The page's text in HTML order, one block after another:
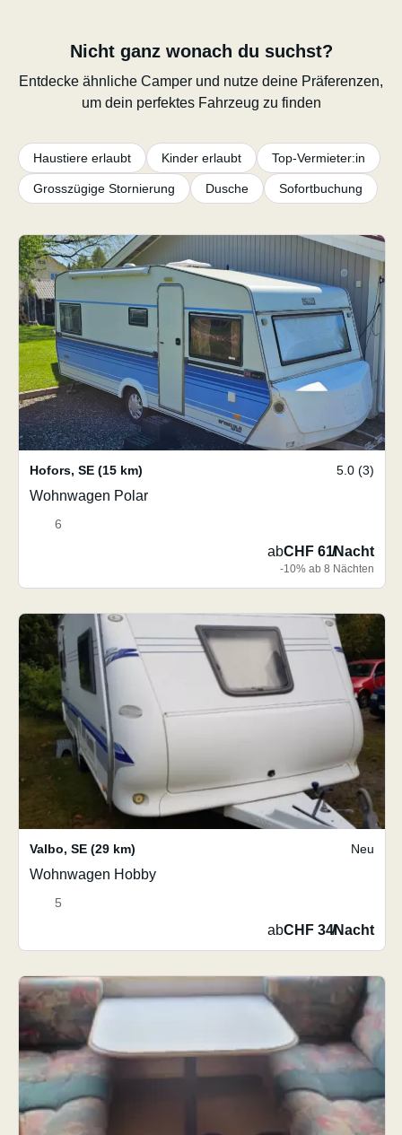
Nicht ganz wonach du suchst?
Entdecke ähnliche Camper und nutze deine Präferenzen,
um dein perfektes Fahrzeug zu finden
Haustiere erlaubt Kinder erlaubt Top-Vermieter:in
Grosszügige Stornierung Dusche Sofortbuchung
Hofors, SE (15 km) 5.0 (3)
Wohnwagen Polar
6
abCHF 61/Nacht
-10% ab 8 Nächten
Valbo, SE (29 km) Neu
Wohnwagen Hobby
5
abCHF 34/Nacht